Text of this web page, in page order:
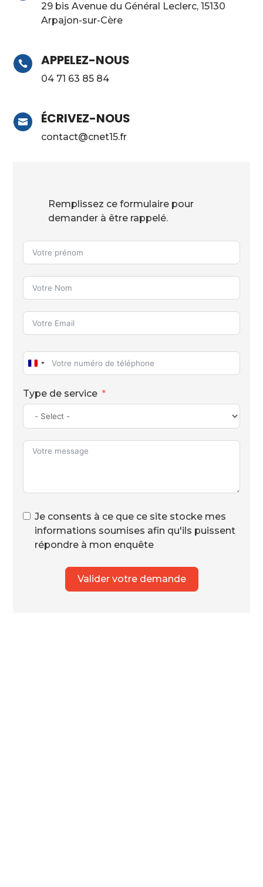
29 bis Avenue du Général Leclerc, 15130
Arpajon-sur-Cère
 APPELEZ-NOUS
04 71 63 85 84
 ÉCRIVEZ-NOUS
contact@cnet15.fr
Remplissez ce formulaire pour
demander à être rappelé.
France
Type de service
Je consents à ce que ce site stocke mes
informations soumises afin qu'ils puissent
répondre à mon enquête
Valider votre demande